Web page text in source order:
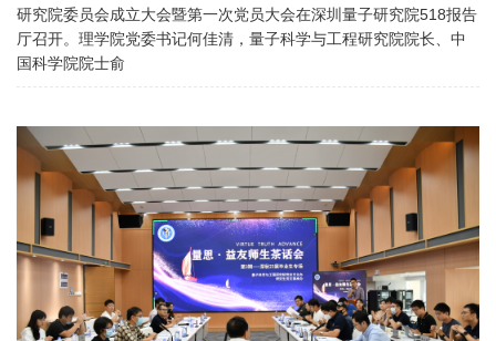
研究院委员会成立大会暨第一次党员大会在深圳量子研究院518报告
厅召开。理学院党委书记何佳清，量子科学与工程研究院院长、中
国科学院院士俞